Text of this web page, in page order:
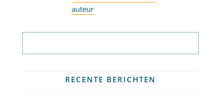
auteur
RECENTE BERICHTEN